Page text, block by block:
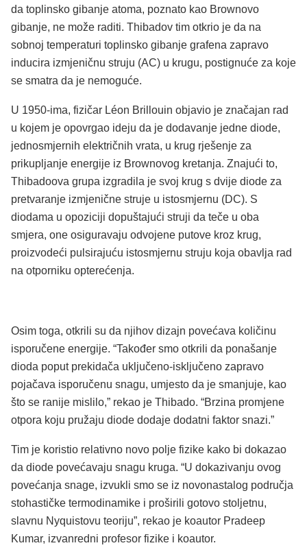
da toplinsko gibanje atoma, poznato kao Brownovo
gibanje, ne može raditi. Thibadov tim otkrio je da na
sobnoj temperaturi toplinsko gibanje grafena zapravo
inducira izmjeničnu struju (AC) u krugu, postignuće za koje
se smatra da je nemoguće.
U 1950-ima, fizičar Léon Brillouin objavio je značajan rad
u kojem je opovrgao ideju da je dodavanje jedne diode,
jednosmjernih električnih vrata, u krug rješenje za
prikupljanje energije iz Brownovog kretanja. Znajući to,
Thibadoova grupa izgradila je svoj krug s dvije diode za
pretvaranje izmjenične struje u istosmjernu (DC). S
diodama u opoziciji dopuštajući struji da teče u oba
smjera, one osiguravaju odvojene putove kroz krug,
proizvodeći pulsirajuću istosmjernu struju koja obavlja rad
na otporniku opterećenja.
Osim toga, otkrili su da njihov dizajn povećava količinu
isporučene energije. “Također smo otkrili da ponašanje
dioda poput prekidača uključeno-isključeno zapravo
pojačava isporučenu snagu, umjesto da je smanjuje, kao
što se ranije mislilo,” rekao je Thibado. “Brzina promjene
otpora koju pružaju diode dodaje dodatni faktor snazi.”
Tim je koristio relativno novo polje fizike kako bi dokazao
da diode povećavaju snagu kruga. “U dokazivanju ovog
povećanja snage, izvukli smo se iz novonastalog područja
stohastičke termodinamike i proširili gotovo stoljetnu,
slavnu Nyquistovu teoriju”, rekao je koautor Pradeep
Kumar, izvanredni profesor fizike i koautor.